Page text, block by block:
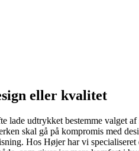
eller kvalitet
lade udtrykket bestemme valget
skal gå på kompromis med
Hos Højer har vi